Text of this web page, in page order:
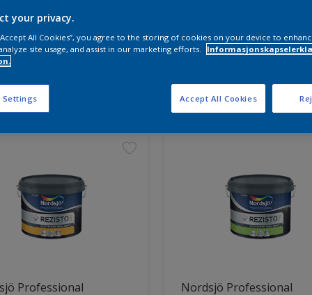
funnet
Professional Nordsjö Professional
your privacy.
All Cookies”, you agree to the storing of cookies on your device to
site usage, and assist in our marketing efforts.
Settings Accept All Cookies